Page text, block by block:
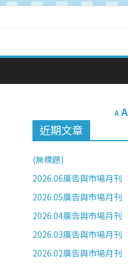
A A
近期文章
(無標題)
2026.06廣告與市場月刊
2026.05廣告與市場月刊
2026.04廣告與市場月刊
2026.03廣告與市場月刊
2026.02廣告與市場月刊